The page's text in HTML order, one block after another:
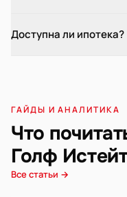
Доступна ли ипотека?
ГАЙДЫ И АНАЛИТИКА
Что
Голф
Все статьи →